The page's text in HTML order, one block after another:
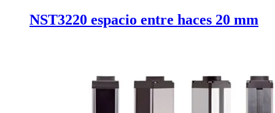
NST3220 espacio entre haces 20 mm